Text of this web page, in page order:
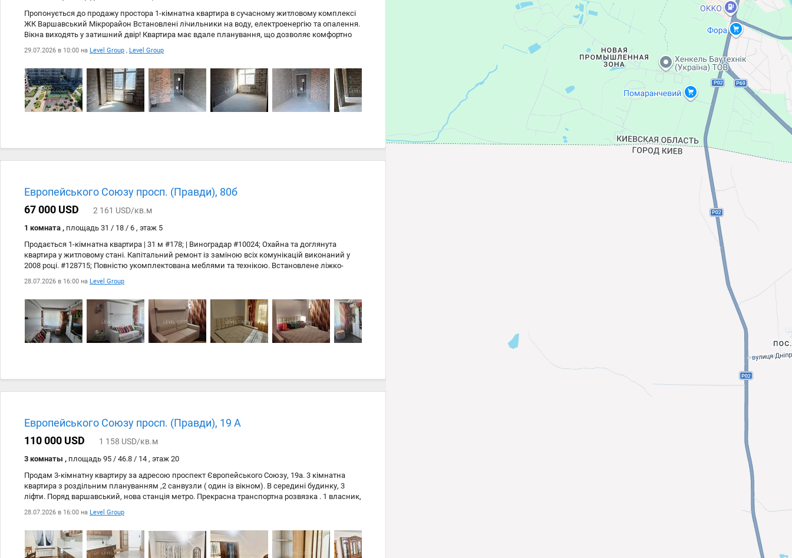
Пропонується до продажу простора 1-кімнатна квартира в сучасному житловому комплексі
ЖК Варшавський Мікрорайон Встановлені лічильники на воду, електроенергію та опалення.
Вікна виходять у затишний двір! Квартира має вдале планування, що дозволяє комфортно
організувати житловий простір. Ідеально підійде як для власного проживання, так і для
інвестиції з подальшою здачею в оренду. Переваги ЖК Варшавський Мікрорайон: • сучасний
житловий комплекс від надійного забудовника Stolitsa Group; • закрита територія з охороною
та відеоспостереженням; • концепція «місто в місті» з розвиненою інфраструктурою; • поруч
ТРЦ Retroville, супермаркети, кафе, аптеки, фітнес-клуби; • сучасні дитячі та спортивні
майданчики; • зручна транспортна розвязка.
29.07.2026 в 10:00 на Level Group , Level Group
29.07 Level Group
24.07 Level Group
Европейського Союзу просп. (Правди), 80б
67 000 USD
2 161 USD/кв.м
1 комната , площадь 31 / 18 / 6 , этаж 5
Продається 1-кімнатна квартира | 31 м #178; | Виноградар #10024; Охайна та доглянута
квартира у житловому стані. Капітальний ремонт із заміною всіх комунікацій виконаний у
2008 році. #128715; Повністю укомплектована меблями та технікою. Встановлене ліжко-
трансформер із повноцінним ортопедичним матрацом, посудомийна машина, кондиціонер,
бойлер, холодильник та пральна машина. #127760; Оптоволоконний інтернет працює навіть
під час відключень електроенергії. #127970; 5 поверх із 9. Будинок чеського проєкту.
Підходить під програму #128205;Вул. Європейського Союзу, 80Б. Навпроти ТРЦ Retroville,
поруч супермаркети, школи, дитячі садки, зупинки транспорту. До майбутньої станції метро
— близько 10 хвилин пішки.
28.07.2026 в 16:00 на Level Group
Европейського Союзу просп. (Правди), 19 А
110 000 USD
1 158 USD/кв.м
3 комнаты , площадь 95 / 46.8 / 14 , этаж 20
Продам 3-кімнатну квартиру за адресою проспект Європейського Союзу, 19а. 3 кімнатна
квартира з роздільним плануванням ,2 санвузли ( один із вікном). В середині будинку, 3
ліфти. Поряд варшавський, нова станція метро. Прекрасна транспортна розвязка . 1 власник,
ніхто не прописаний, готова до швидкої угоди.
28.07.2026 в 16:00 на Level Group